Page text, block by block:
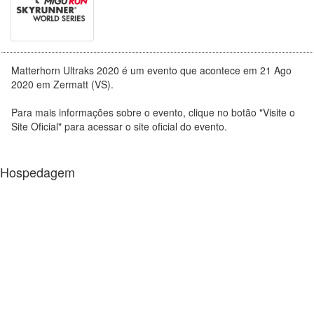
Matterhorn Ultraks 2020 é um evento que acontece em 21 Ago
2020 em Zermatt (VS).
Para mais informações sobre o evento, clique no botão "Visite o
Site Oficial" para acessar o site oficial do evento.
Hospedagem